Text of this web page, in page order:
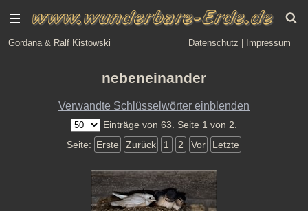
Gordana & Ralf Kistowski Datenschutz Impressum
nebeneinander
Verwandte Schlüsselwörter einblenden
Einträge von 63. Seite 1 von 2.
Seite: Erste Zurück 1 2 Vor Letzte